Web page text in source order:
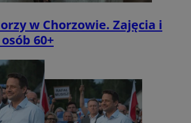
w Chorzowie. Zajęcia i
60+